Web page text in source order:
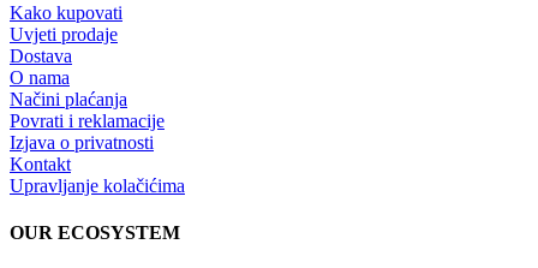
Kako kupovati
Uvjeti prodaje
Dostava
O nama
Načini plaćanja
Povrati i reklamacije
Izjava o privatnosti
Kontakt
Upravljanje kolačićima
OUR ECOSYSTEM